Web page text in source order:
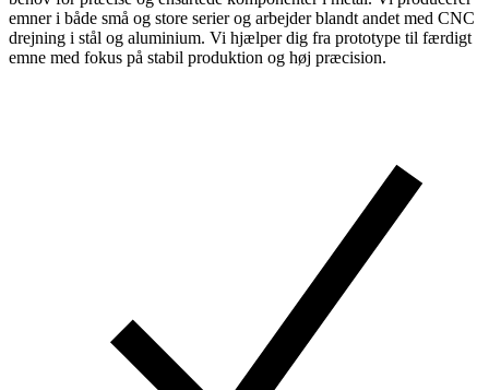
emner i både små og store serier og arbejder blandt andet med CNC
drejning i stål og aluminium. Vi hjælper dig fra prototype til færdigt
emne med fokus på stabil produktion og høj præcision.